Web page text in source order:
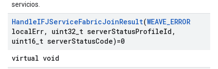
servicios.
HandleIFJServiceFabricJoinResult(WEAVE_ERROR
localErr, uint32 t serverStatusProfileId ,
uint16 t serverStatusCode)=0
virtual void